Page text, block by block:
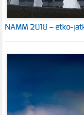
NAMM 2018 – etko-